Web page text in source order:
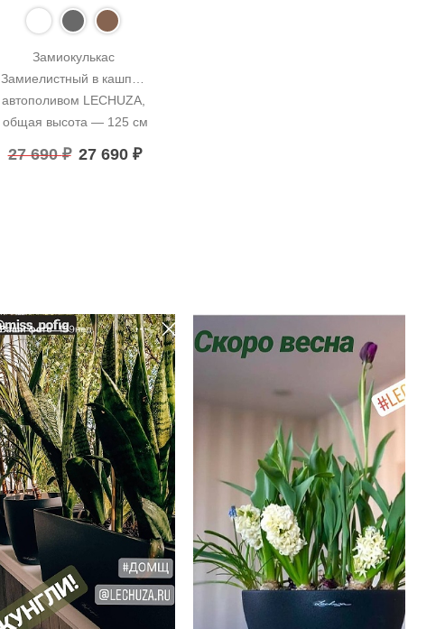
Замиокулькас
Замиелистный в кашпо с
автополивом LECHUZA,
общая высота — 125 см
27 690₽ 27 690₽